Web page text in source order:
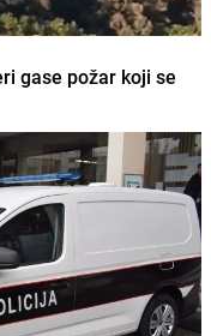
gase požar koji se